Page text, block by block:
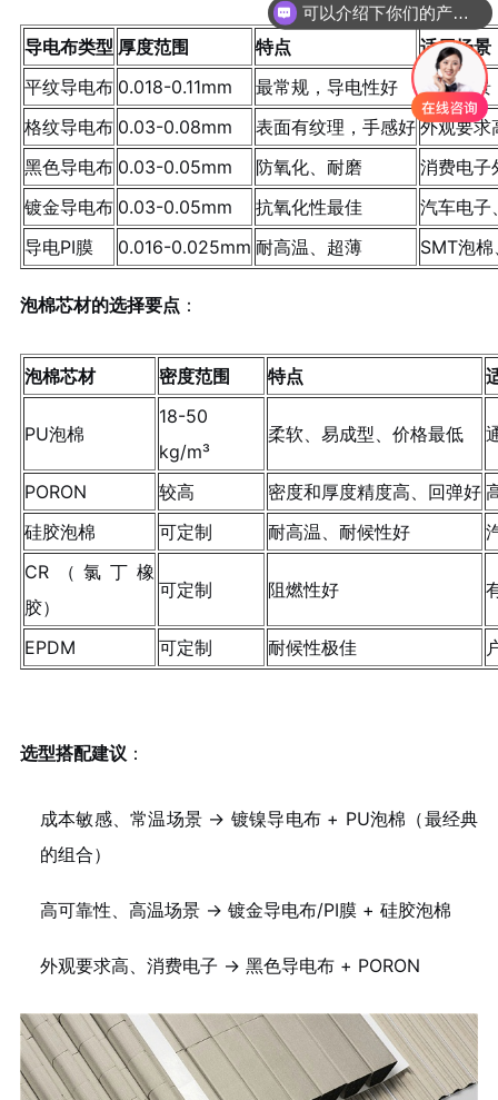
导电布类型 厚度范围 特点
适用场景
平纹导电布 0.018-0.11mm 最常规，导电性好
通用场景
格纹导电布 0.03-0.08mm 表面有纹理，手感好 外观要求
黑色导电布 0.03-0.05mm 防氧化、耐磨
消费电子
镀金导电布 0.03-0.05mm 抗氧化性最佳
汽车电子
导电PI膜
0.016-0.025mm 耐高温、超薄 SMT泡
泡棉芯材的选择要点 ：
泡棉芯材 密度范围 特点
PU泡棉
18-50
kg/m³
柔软、易成型、 价格最低
PORON 较高 密度和厚度精度高、回弹好
硅胶泡棉
可定制 耐高温 、耐候性好
CR（氯丁橡
胶）
可定制 阻燃性好
EPDM 可定制 耐候性极佳
选型搭配建议 ：
成本敏感、常温场景 → 镀镍导电布 + PU泡棉（最经典
的组合）
高可靠性、高温场景 → 镀金导电布/PI膜 + 硅胶泡棉
外观要求高、消费电子 → 黑色导电布 + PORON
你们是怎么收费的呢